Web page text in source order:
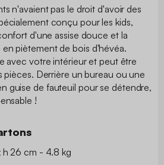
n'avaient pas le droit d'avoir des
conçu pour les kids,
d'une assise douce et la
piètement de bois d'hévéa.
avec votre intérieur et peut être
pièces. Derrière un bureau ou une
guise de fauteuil pour se détendre,
!
h 26 cm - 4.8 kg